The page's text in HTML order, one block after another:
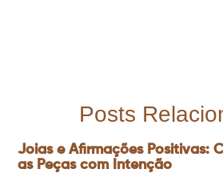
Posts
Joias e Afirmações Positivas:
as Peças com Intenção